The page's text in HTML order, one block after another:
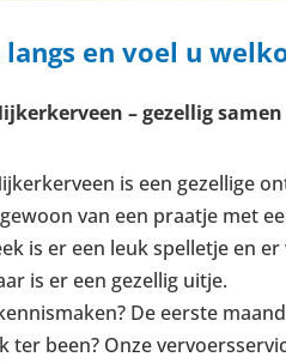
langs en voel u
– gezellig samen
is een gezellige
van een praatje met
is er een leuk spelletje en
is er een gezellig uitje.
De eerste
ter been? Onze